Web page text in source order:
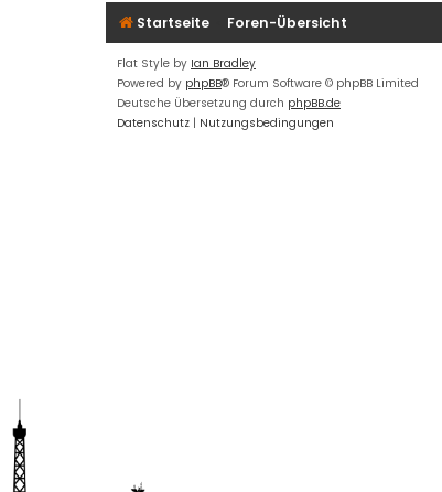
Startseite Foren-Übersicht
Flat Style by Ian Bradley
Powered by phpBB® Forum Software © phpBB Limited
Deutsche Übersetzung durch phpBB.de
Datenschutz | Nutzungsbedingungen